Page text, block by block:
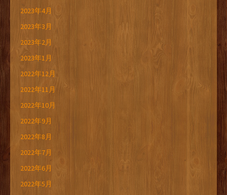
2023年4月
2023年3月
2023年2月
2023年1月
2022年12月
2022年11月
2022年10月
2022年9月
2022年8月
2022年7月
2022年6月
2022年5月